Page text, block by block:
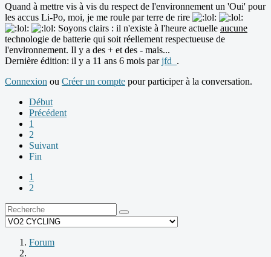
Quand à mettre vis à vis du respect de l'environnement un 'Oui' pour
les accus Li-Po, moi, je me roule par terre de rire
Soyons clairs : il n'existe à l'heure actuelle aucune
technologie de batterie qui soit réellement respectueuse de
l'environnement. Il y a des + et des - mais...
Dernière édition: il y a 11 ans 6 mois parjfd_ .
Connexion ou Créer un compte pour participer à la conversation.
Début
Précédent
1
2
Suivant
Fin
1
2
Forum